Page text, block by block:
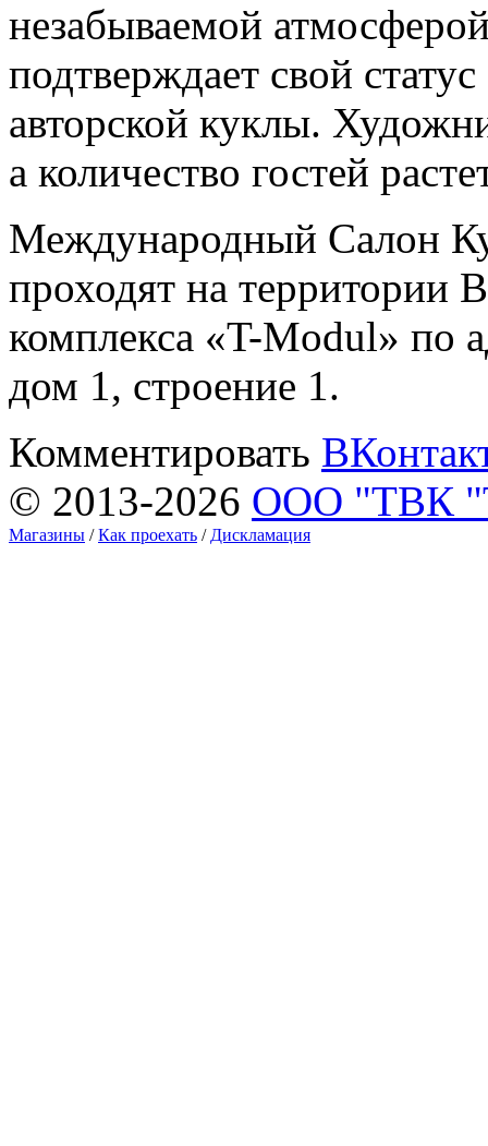
незабываемой
подтверждает свой
авторской куклы.
а количество гостей
Международный Салон
проходят на территории
комплекса «T-Modul» по
дом 1, строение 1.
Комментировать
© 2013-2026 ООО "ТВК
Магазины /Как проехать / Дискламация